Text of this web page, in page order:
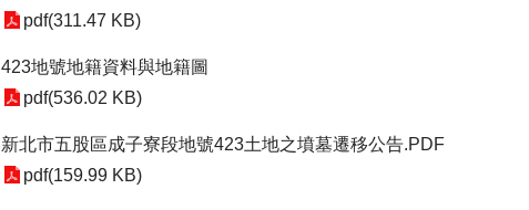
pdf(311.47 KB)
423地號地籍資料與地籍圖
pdf(536.02 KB)
新北市五股區成子寮段地號423土地之墳墓遷移公告.PDF
pdf(159.99 KB)